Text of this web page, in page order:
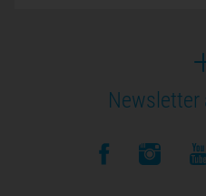
Newsletter